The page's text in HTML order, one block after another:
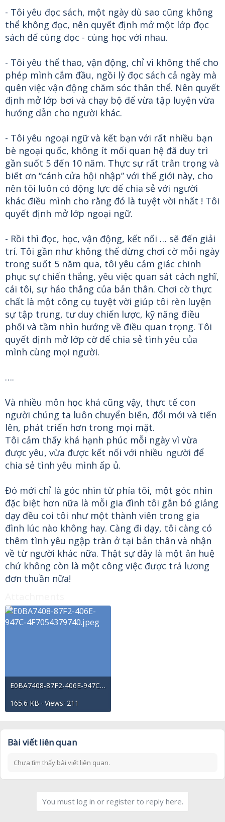
- Tôi yêu đọc sách, một ngày dù sao cũng không
thể không đọc, nên quyết định mở một lớp đọc
sách để cùng đọc - cùng học với nhau.
- Tôi yêu thể thao, vận động, chỉ vì không thể cho
phép mình cắm đầu, ngồi lỳ đọc sách cả ngày mà
quên việc vận động chăm sóc thân thể. Nên quyết
định mở lớp bơi và chạy bộ để vừa tập luyện vừa
hướng dẫn cho người khác.
- Tôi yêu ngoại ngữ và kết bạn với rất nhiều bạn
bè ngoại quốc, không ít mối quan hệ đã duy trì
gần suốt 5 đến 10 năm. Thực sự rất trân trọng và
biết ơn “cánh cửa hội nhập” với thế giới này, cho
nên tôi luôn có động lực để chia sẻ với người
khác điều mình cho rằng đó là tuyệt vời nhất ! Tôi
quyết định mở lớp ngoại ngữ.
- Rồi thì đọc, học, vận động, kết nối … sẽ đến giải
trí. Tôi gần như không thể dừng chơi cờ mỗi ngày
trong suốt 5 năm qua, tôi yêu cảm giác chinh
phục sự chiến thắng, yêu việc quan sát cách nghĩ,
cái tôi, sự háo thắng của bản thân. Chơi cờ thực
chất là một công cụ tuyệt vời giúp tôi rèn luyện
sự tập trung, tư duy chiến lược, kỹ năng điều
phối và tầm nhìn hướng về điều quan trọng. Tôi
quyết định mở lớp cờ để chia sẻ tình yêu của
mình cùng mọi người.
….
Và nhiều môn học khá cũng vậy, thực tế con
người chúng ta luôn chuyển biến, đổi mới và tiến
lên, phát triển hơn trong mọi mặt.
Tôi cảm thấy khá hạnh phúc mỗi ngày vì vừa
được yêu, vừa được kết nối với nhiều người để
chia sẻ tình yêu mình ấp ủ.
Đó mới chỉ là góc nhìn từ phía tôi, một góc nhìn
đặc biệt hơn nữa là mỗi gia đình tôi gắn bó giảng
dạy đều coi tôi như một thành viên trong gia
đình lúc nào không hay. Càng đi dạy, tôi càng có
thêm tình yêu ngập tràn ở tại bản thân và nhận
về từ người khác nữa. Thật sự đây là một ân huệ
chứ không còn là một công việc được trả lương
đơn thuần nữa!
E0BA7408-87F2-406E-947C-4F7054379740.jpeg
165.6 KB · Views: 211
Bài viết liên quan
Chưa tìm thấy bài viết liên quan.
You must log in or register to reply here.